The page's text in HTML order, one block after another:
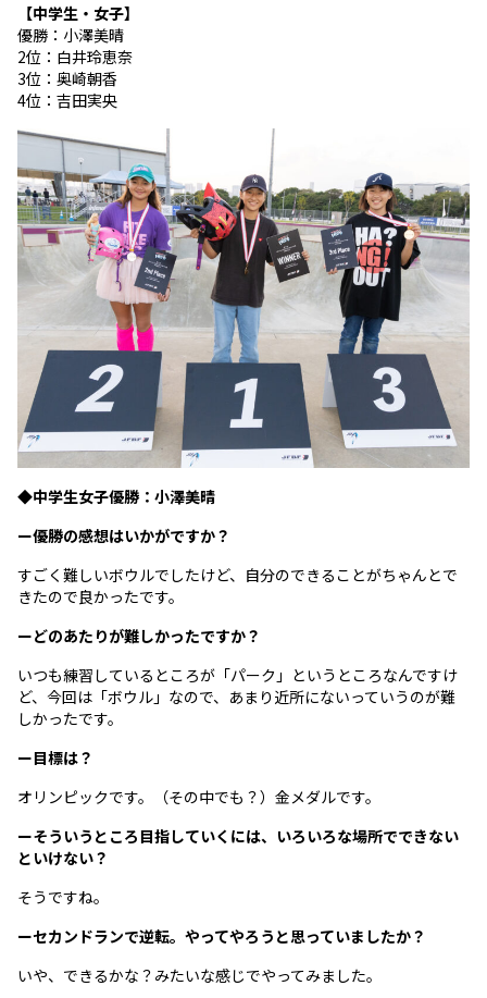
【中学生・女子】
優勝：小澤美晴
2位：白井玲恵奈
3位：奥崎朝香
4位：吉田実央
◆中学生女子優勝：小澤美晴
ー優勝の感想はいかがですか？
すごく難しいボウルでしたけど、自分のできることがちゃんとで
きたので良かったです。
ーどのあたりが難しかったですか？
いつも練習しているところが「パーク」というところなんですけ
ど、今回は「ボウル」なので、あまり近所にないっていうのが難
しかったです。
ー目標は？
オリンピックです。（その中でも？）金メダルです。
ーそういうところ目指していくには、いろいろな場所でできない
といけない？
そうですね。
ーセカンドランで逆転。やってやろうと思っていましたか？
いや、できるかな？みたいな感じでやってみました。